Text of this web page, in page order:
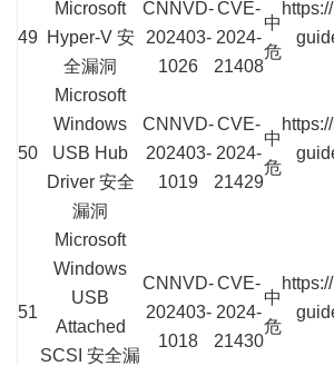
49
Microsoft
Hyper-V 安
全漏洞
CNNVD-
202403-
1026
CVE-
2024-
21408
中
危
50
Microsoft
Windows
USB Hub
Driver 安全
漏洞
CNNVD-
202403-
1019
CVE-
2024-
21429
中
危
51
Microsoft
Windows
USB
Attached
SCSI 安全漏
CNNVD-
202403-
1018
CVE-
2024-
21430
中
危